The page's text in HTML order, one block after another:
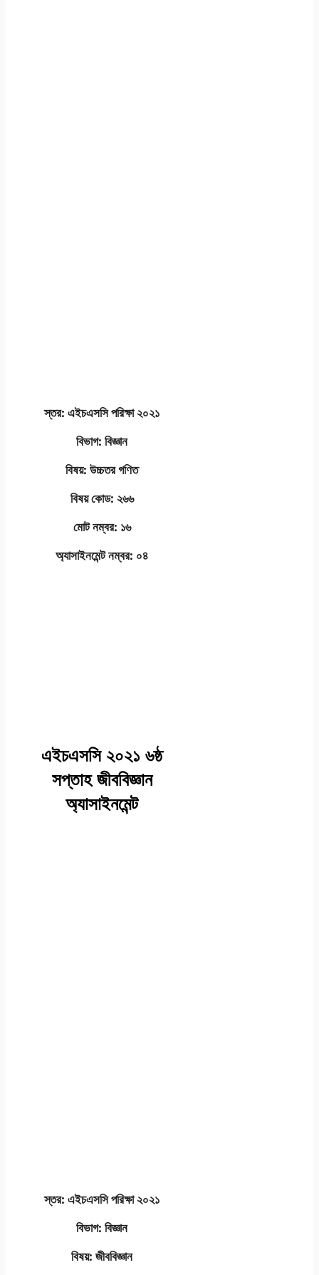
স্তর: এইচএসসি পরিক্ষা ২০২১
বিভাগ: বিজ্ঞান
বিষয়: উচ্চতর গণিত
বিষয় কোড: ২৬৬
মোট নম্বর: ১৬
অ্যাসাইনমেন্ট নম্বর: ০৪
এইচএসসি ২০২১ ৬ষ্ঠ
সপ্তাহ জীববিজ্ঞান
অ্যাসাইনমেন্ট
স্তর: এইচএসসি পরিক্ষা ২০২১
বিভাগ: বিজ্ঞান
বিষয়: জীববিজ্ঞান